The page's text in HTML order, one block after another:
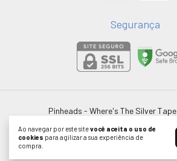
Ao navegar por este sitevocê aceita o uso de
cookies para agilizar a sua experiência de
compra.
Segurança
Pinheads - Where's The Silver Tape